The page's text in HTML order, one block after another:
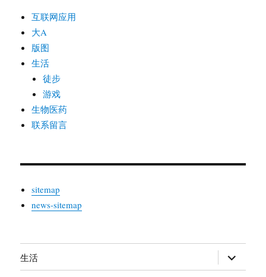
互联网应用
大A
版图
生活
徒步
游戏
生物医药
联系留言
sitemap
news-sitemap
生活
开